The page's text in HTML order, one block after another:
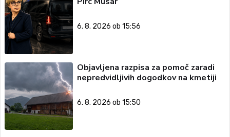
6. 8. 2026 ob 15:56
Objavljena razpisa za pomoč zaradi
nepredvidljivih dogodkov na kmetiji
6. 8. 2026 ob 15:50